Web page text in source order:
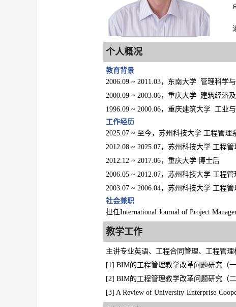
电
通
个人概况
教育背景
2006.09 ~ 2011.03，东南大学 管理科学
2000.09 ~ 2003.06，重庆大学 建筑经济
1996.09 ~ 2000.06，重庆建筑大学 工业
工作经历
2025.07 ~ 至今，苏州科技大学 工程管理
2012.08 ~ 2025.07，苏州科技大学 工程
2012.12 ~ 2017.06，重庆大学 博士后
2006.05 ~ 2012.07，苏州科技大学 工程
2003.07 ~ 2006.04，苏州科技大学 工程
社会兼职
担任International Journal of Project
教学工作
主讲专业英语、工程合同管理、工程管
[1] BIM的工程管理教学改革问题研究（
[2] BIM的工程管理教学改革问题研究（
[3] A Review of University-Enterprise-